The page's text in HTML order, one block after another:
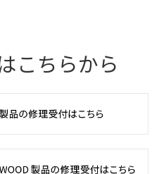
こちらから